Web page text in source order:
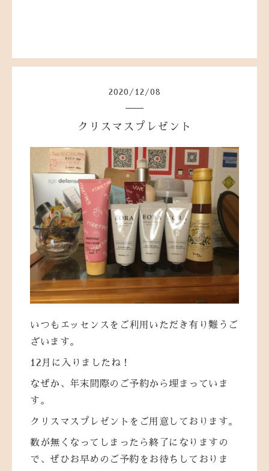
2020 / 12 /08
クリスマスプレゼント
いつもエッセンスをご利用いただき有り難うご
ざいます。
12月に入りましたね！
なぜか、年末間際のご予約から埋まっていま
す。
クリスマスプレゼントをご用意しております。
数が無くなってしまったら終了になりますの
で、ぜひお早めのご予約をお待ちしておりま